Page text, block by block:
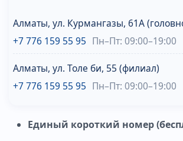
Алматы, ул. Курмангазы, 61A
+7 776 159 55 95 Пн–Пт: 09:00–19:00
Алматы, ул. Толе би, 55 (филиал)
+7 776 159 55 95 Пн–Пт: 09:00–19:00
Единый короткий номер